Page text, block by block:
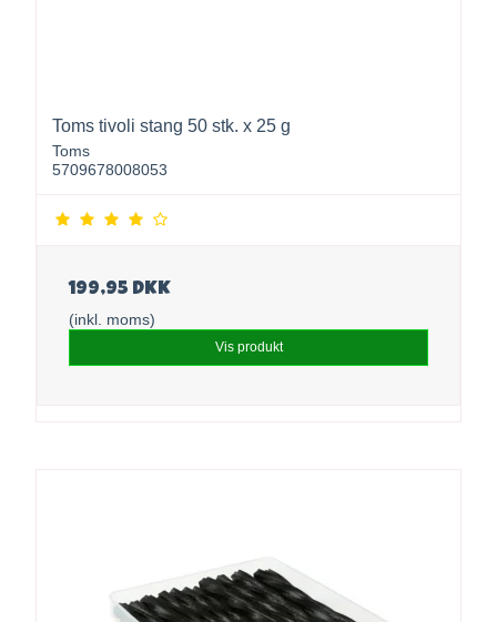
Toms tivoli stang 50 stk. x 25 g
Toms
5709678008053
199,95 DKK
(inkl. moms)
Vis produkt